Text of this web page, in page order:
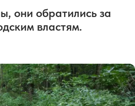
они обратились за
властям.